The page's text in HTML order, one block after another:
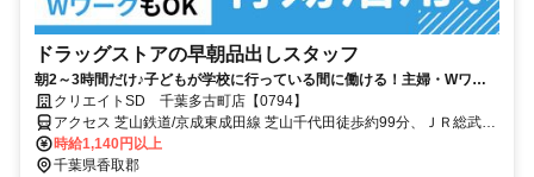
ドラッグストアの早朝品出しスタッフ
朝2～3時間だけ♪子どもが学校に行っている間に働ける！主婦・Wワー
ク活躍中
クリエイトSD 千葉多古町店【0794】
アクセス 芝山鉄道/京成東成田線 芝山千代田徒歩約99分、ＪＲ総武本
線 飯倉徒歩約97分、ＪＲ総武本線 八日市場北口徒歩約117分 芝山千
代田駅からバス｢稲葉」バス停下車
時給1,140円以上
千葉県香取郡